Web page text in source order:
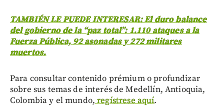
TAMBIÉN LE PUEDE INTERESAR: El duro balance
del gobierno de la “paz total”: 1.110 ataques a la
Fuerza Pública, 92 asonadas y 272 militares
muertos.
Para consultar contenido prémium o profundizar
sobre sus temas de interés de Medellín, Antioquia,
Colombia y el mundo, regístrese aquí.